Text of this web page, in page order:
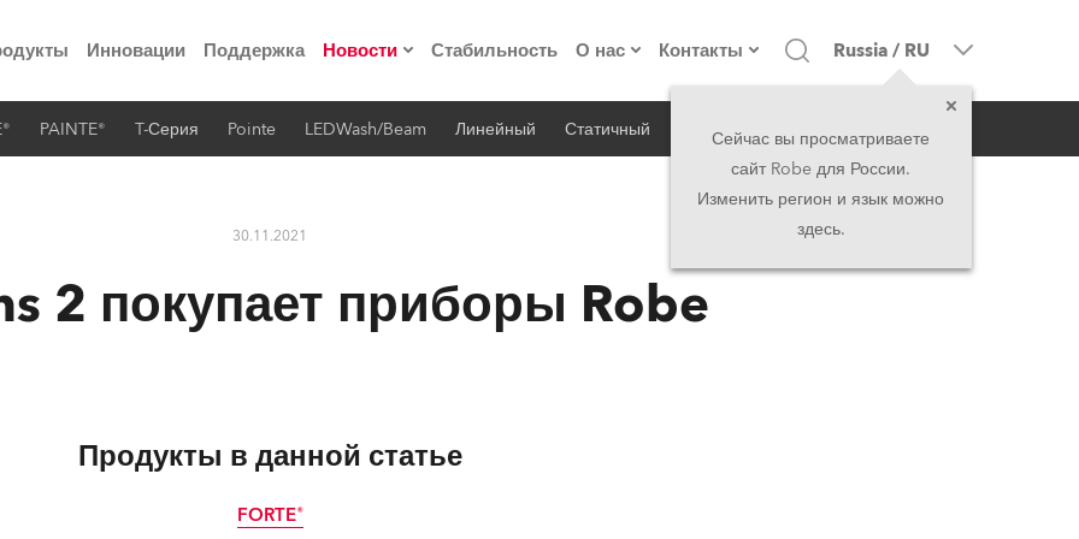
технологий» Robe
Инновации Поддержка Новости
Пресс-релизы
Стабильность О нас
о компании
Сделано в Европе
история
Контакты
Головной офис
Головной офис
North America and Caribbean
Russia / RU
Сейчас вы просматриваете
сайт Robe для России.
Изменить регион и язык можно
здесь.
PAINTE® T-Серия Pointe LEDWash/Beam Линейный Статичный iSeries
30.11.2021
2 покупает приборы Robe
Продукты в данной статье
FORTE®